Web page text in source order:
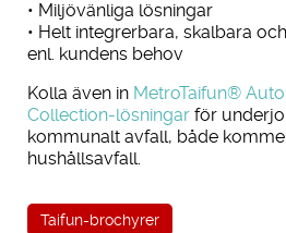
• Miljövänliga lösningar
• Helt integrerbara, skalbara
enl. kundens behov
Kolla även in MetroTaifun®
Collection-lösningar för
kommunalt avfall, både
hushållsavfall.
Taifun-brochyrer